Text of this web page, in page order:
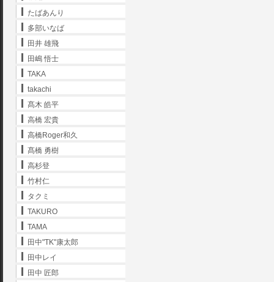
たばあんり
多部いなば
田井 雄飛
田嶋 悟士
TAKA
takachi
髙木 皓平
高橋 宏貴
高橋Roger和久
髙橋 勇樹
高杉登
竹村仁
タクミ
TAKURO
TAMA
田中"TK"康太郎
田中レイ
田中 匠郎